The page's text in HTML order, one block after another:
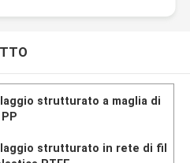
strutturato a maglia di
strutturato in rete di fil